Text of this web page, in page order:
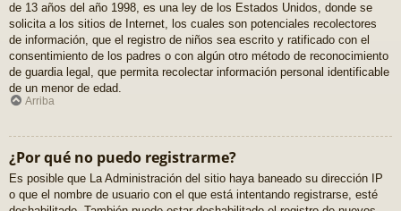
de 13 años del año 1998, es una ley de los Estados Unidos, donde se
solicita a los sitios de Internet, los cuales son potenciales recolectores
de información, que el registro de niños sea escrito y ratificado con el
consentimiento de los padres o con algún otro método de reconocimiento
de guardia legal, que permita recolectar información personal identificable
de un menor de edad.
Arriba
¿Por qué no puedo registrarme?
Es posible que La Administración del sitio haya baneado su dirección IP
o que el nombre de usuario con el que está intentando registrarse, esté